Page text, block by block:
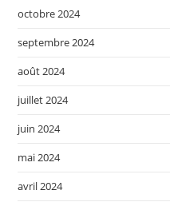
octobre 2024
septembre 2024
août 2024
juillet 2024
juin 2024
mai 2024
avril 2024